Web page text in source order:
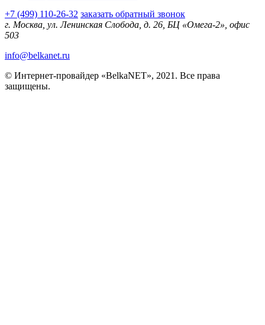
+7 (499) 110-26-32 заказать обратный звонок
г. Москва, ул. Ленинская Слобода, д. 26, БЦ «Омега-2», офис
503
info@belkanet.ru
© Интернет-провайдер «BelkaNET», 2021. Все права
защищены.